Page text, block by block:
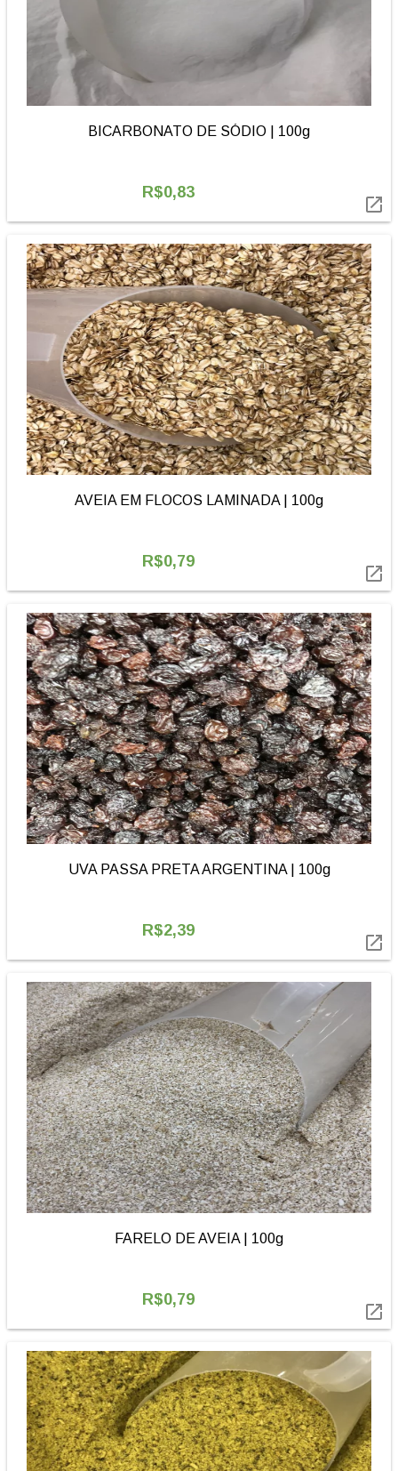
BICARBONATO DE SÓDIO | 100g
R$0,83

AVEIA EM FLOCOS LAMINADA | 100g
R$0,79

UVA PASSA PRETA ARGENTINA | 100g
R$2,39

FARELO DE AVEIA | 100g
R$0,79
